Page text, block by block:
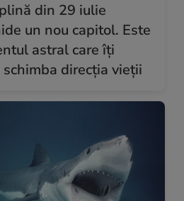
din 29 iulie
un nou capitol. Este
astral care îți
direcția vieții